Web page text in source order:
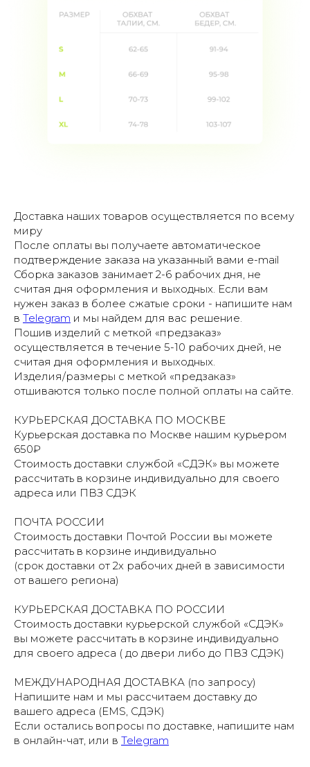
Доставка наших товаров осуществляется по всему
миру
После оплаты вы получаете автоматическое
подтверждение заказа на указанный вами e-mail
Сборка заказов занимает 2-6 рабочих дня, не
считая дня оформления и выходных. Если вам
нужен заказ в более сжатые сроки - напишите нам
в Telegram и мы найдем для вас решение.
Пошив изделий с меткой «предзаказ»
осуществляется в течение 5-10 рабочих дней, не
считая дня оформления и выходных.
Изделия/размеры с меткой «предзаказ»
отшиваются только после полной оплаты на сайте.
КУРЬЕРСКАЯ ДОСТАВКА ПО МОСКВЕ
Курьерская доставка по Москве нашим курьером
650₽
Стоимость доставки службой «СДЭК» вы можете
рассчитать в корзине индивидуально для своего
адреса или ПВЗ СДЭК
ПОЧТА РОССИИ
Стоимость доставки Почтой России вы можете
рассчитать в корзине индивидуально
(срок доставки от 2х рабочих дней в зависимости
от вашего региона)
КУРЬЕРСКАЯ ДОСТАВКА ПО РОССИИ
Стоимость доставки курьерской службой «СДЭК»
вы можете рассчитать в корзине индивидуально
для своего адреса ( до двери либо до ПВЗ СДЭК)
МЕЖДУНАРОДНАЯ ДОСТАВКА (по запросу)
Напишите нам и мы рассчитаем доставку до
вашего адреса (EMS, СДЭК)
Если остались вопросы по доставке, напишите нам
в онлайн-чат, или в Telegram